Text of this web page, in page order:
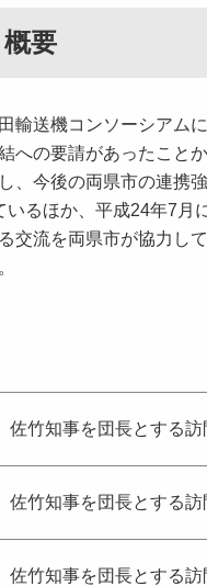
要
輸送機コンソーシアム
への要請があったこと
、今後の両県市の連携
いるほか、平成24年7
交流を両県市が協力し
佐竹知事を団長とする
佐竹知事を団長とする
佐竹知事を団長とする